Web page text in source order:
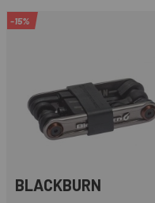
-15%
BLACKBURN